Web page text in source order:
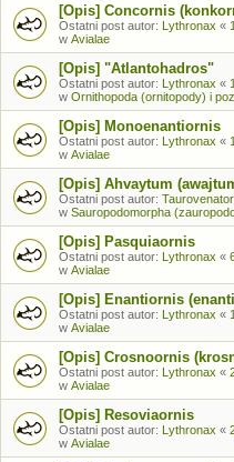
[Opis] Concornis
Ostatni post autor: Lythronax «
w Avialae
[Opis] "Atlantohadros"
Ostatni post autor: Lythronax «
w Ornithopoda (ornitopody) i
[Opis] Monoenantiornis
Ostatni post autor: Lythronax «
w Avialae
[Opis] Ahvaytum
Ostatni post autor: Taurovenator
w Sauropodomorpha
[Opis] Pasquiaornis
Ostatni post autor: Lythronax «
w Avialae
[Opis] Enantiornis
Ostatni post autor: Lythronax «
w Avialae
[Opis] Crosnoornis
Ostatni post autor: Lythronax «
w Avialae
[Opis] Resoviaornis
Ostatni post autor: Lythronax «
w Avialae